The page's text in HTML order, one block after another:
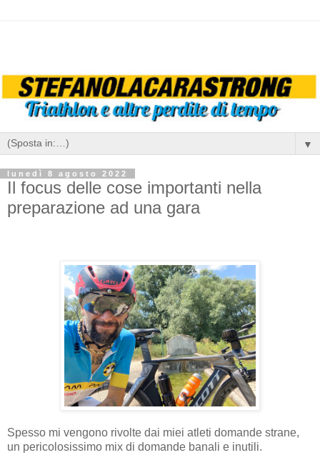
▼
lunedì 8 agosto 2022
Il focus delle cose importanti nella
preparazione ad una gara
Spesso mi vengono rivolte dai miei atleti domande strane,
un pericolosissimo mix di domande banali e inutili.